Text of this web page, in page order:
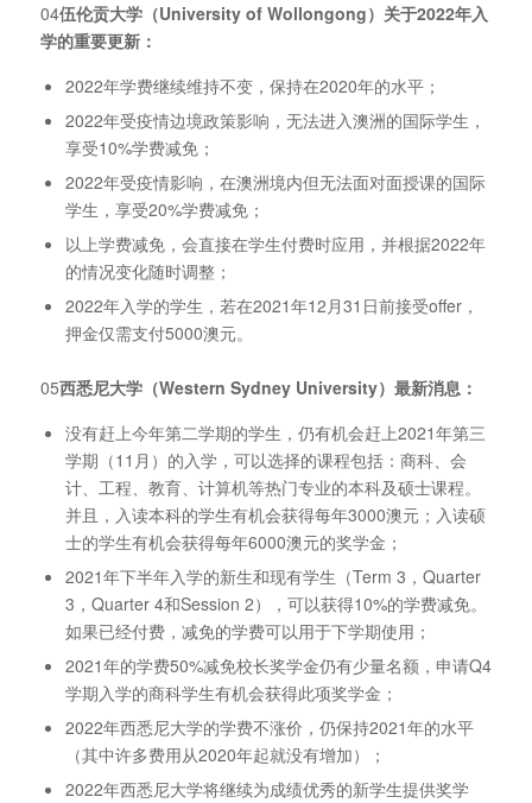
04伍伦贡大学（University of Wollongong）关于2022年入
学的重要更新：
2022年学费继续维持不变，保持在2020年的水平；
2022年受疫情边境政策影响，无法进入澳洲的国际学生，
享受10%学费减免；
2022年受疫情影响，在澳洲境内但无法面对面授课的国际
学生，享受20%学费减免；
以上学费减免，会直接在学生付费时应用，并根据2022年
的情况变化随时调整；
2022年入学的学生，若在2021年12月31日前接受offer，
押金仅需支付5000澳元。
05西悉尼大学（Western Sydney University）最新消息：
没有赶上今年第二学期的学生，仍有机会赶上2021年第三
学期（11月）的入学，可以选择的课程包括：商科、会
计、工程、教育、计算机等热门专业的本科及硕士课程。
并且，入读本科的学生有机会获得每年3000澳元；入读硕
士的学生有机会获得每年6000澳元的奖学金；
2021年下半年入学的新生和现有学生（Term 3，Quarter
3，Quarter 4和Session 2），可以获得10%的学费减免。
如果已经付费，减免的学费可以用于下学期使用；
2021年的学费50%减免校长奖学金仍有少量名额，申请Q4
学期入学的商科学生有机会获得此项奖学金；
2022年西悉尼大学的学费不涨价，仍保持2021年的水平
（其中许多费用从2020年起就没有增加）；
2022年西悉尼大学将继续为成绩优秀的新学生提供奖学